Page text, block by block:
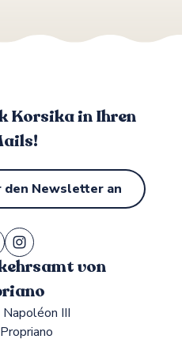
Korsika in Ihren
den Newsletter an
von
III